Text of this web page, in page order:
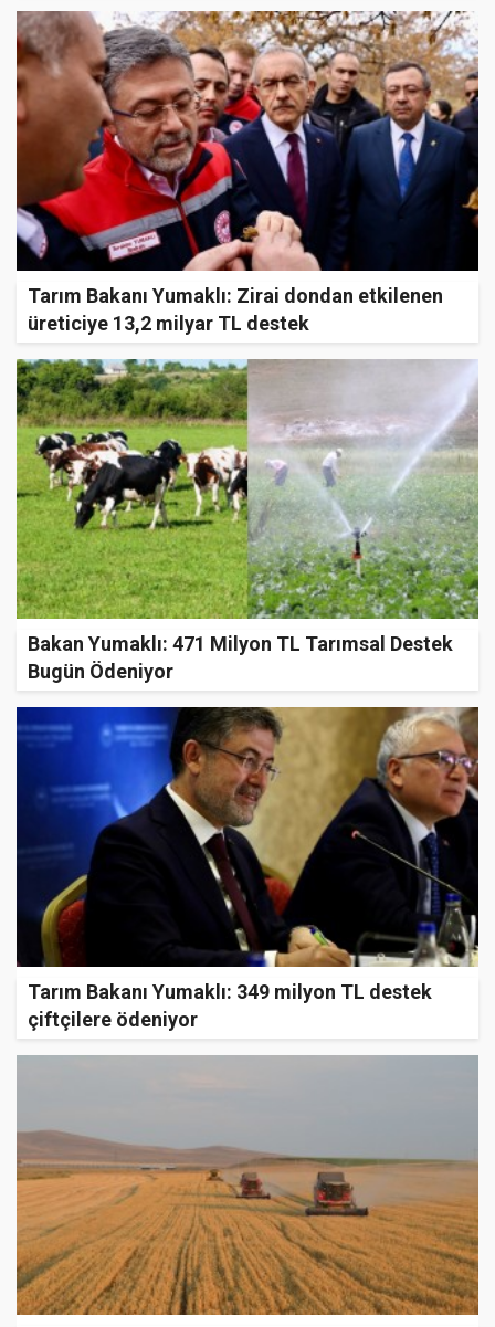
Tarım Bakanı Yumaklı: Zirai dondan etkilenen
üreticiye 13,2 milyar TL destek
Bakan Yumaklı: 471 Milyon TL Tarımsal Destek
Bugün Ödeniyor
Tarım Bakanı Yumaklı: 349 milyon TL destek
çiftçilere ödeniyor